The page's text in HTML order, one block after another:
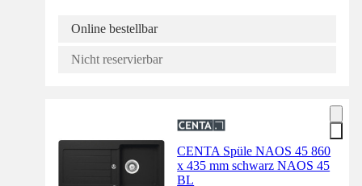
Online bestellbar
Nicht reservierbar
CENTA Spüle NAOS 45 860
x 435 mm schwarz NAOS 45
BL